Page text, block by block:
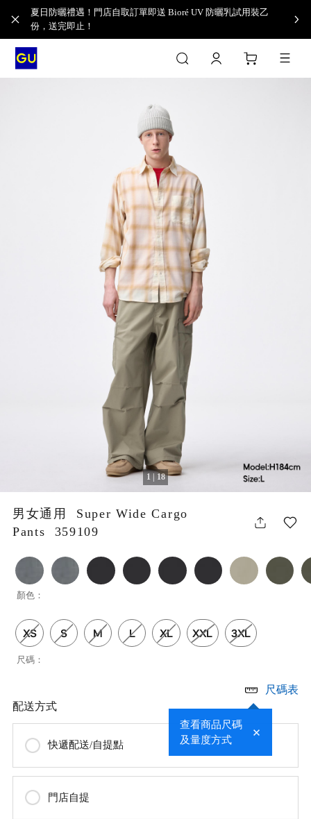
夏日防曬禮遇！門店自取訂單即送 Bioré UV 防曬乳試用裝乙
份，送完即止！
1 | 18
男女通用 Super Wide Cargo
Pants 359109
顏色：
XS S M L XL XXL 3XL
尺碼：
尺碼表
查看商品尺碼
及量度方式
配送方式
快遞配送/自提點
門店自提